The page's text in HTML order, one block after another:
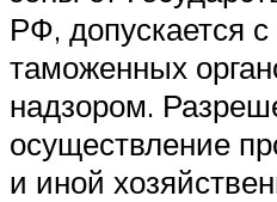
РФ, допускается
таможенных
надзором.
осуществление
и иной